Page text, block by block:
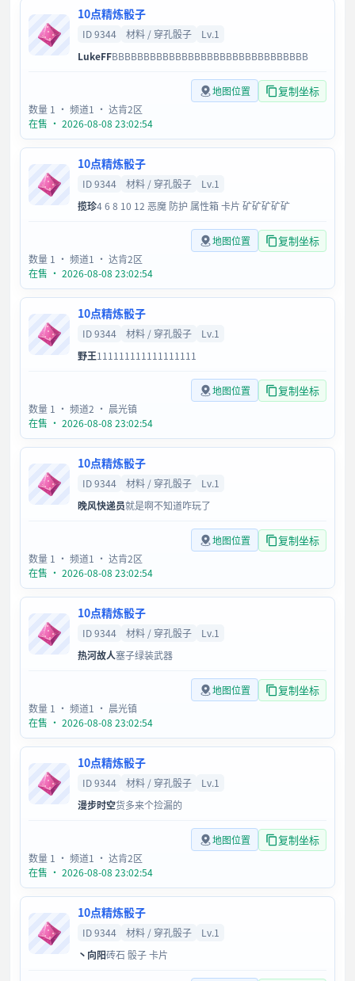
10点精炼骰子
ID 9344 材料 / 穿孔骰子
Lv.1
LukeFFBBBBBBBBBBBBBBBBBBBBBBBBBBBBBBB
地图位置 复制坐标
数量 1 · 频道1 · 达肯2区
在售 · 2026-08-08 23:02:54
10点精炼骰子
ID 9344 材料 / 穿孔骰子
Lv.1
揽珍4 6 8 10 12 恶魔 防护 属性箱 卡片 矿矿矿矿矿
地图位置 复制坐标
数量 1 · 频道1 · 达肯2区
在售 · 2026-08-08 23:02:54
10点精炼骰子
ID 9344 材料 / 穿孔骰子
Lv.1
野王111111111111111111
地图位置 复制坐标
数量 1 · 频道2 · 晨光镇
在售 · 2026-08-08 23:02:54
10点精炼骰子
ID 9344 材料 / 穿孔骰子
Lv.1
晚风快递员就是啊不知道咋玩了
地图位置 复制坐标
数量 1 · 频道1 · 达肯2区
在售 · 2026-08-08 23:02:54
10点精炼骰子
ID 9344 材料 / 穿孔骰子
Lv.1
热河故人塞子绿装武器
地图位置 复制坐标
数量 1 · 频道1 · 晨光镇
在售 · 2026-08-08 23:02:54
10点精炼骰子
ID 9344 材料 / 穿孔骰子
Lv.1
漫步时空货多来个捡漏的
地图位置 复制坐标
数量 1 · 频道1 · 达肯2区
在售 · 2026-08-08 23:02:54
10点精炼骰子
ID 9344 材料 / 穿孔骰子
Lv.1
丶向阳砖石 骰子 卡片